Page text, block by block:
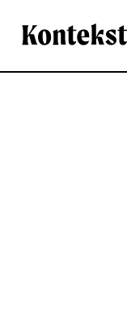
Kontekst